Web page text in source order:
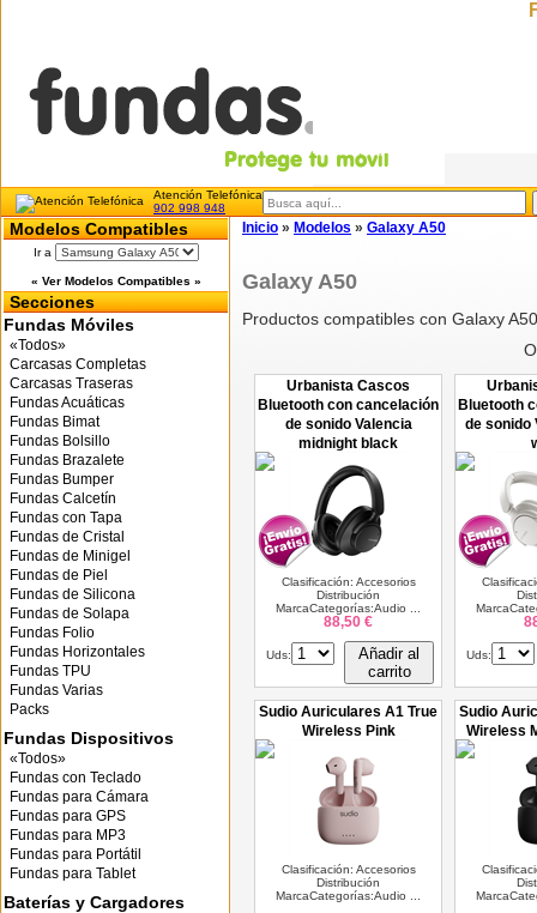
Atención Telefónica
902 998 948
Modelos Compatibles
Ir a
« Ver Modelos Compatibles »
Secciones
Fundas Móviles
«Todos»
Carcasas Completas
Carcasas Traseras
Fundas Acuáticas
Fundas Bimat
Fundas Bolsillo
Fundas Brazalete
Fundas Bumper
Fundas Calcetín
Fundas con Tapa
Fundas de Cristal
Fundas de Minigel
Fundas de Piel
Fundas de Silicona
Fundas de Solapa
Fundas Folio
Fundas Horizontales
Fundas TPU
Fundas Varias
Packs
Fundas Dispositivos
«Todos»
Fundas con Teclado
Fundas para Cámara
Fundas para GPS
Fundas para MP3
Fundas para Portátil
Fundas para Tablet
Baterías y Cargadores
Inicio » Modelos » Galaxy A50
Galaxy A50
Productos compatibles con Galaxy A50
Urbanista Cascos
Bluetooth con cancelación
de sonido Valencia
midnight black
Clasificación: Accesorios
Distribución
MarcaCategorías:Audio ...
88,50 €
Uds:
Añadir al
carrito
Bluetooth
de sonido
Uds:
Sudio Auriculares A1 True
Wireless Pink
Clasificación: Accesorios
Distribución
MarcaCategorías:Audio ...
Sudio
Wireless